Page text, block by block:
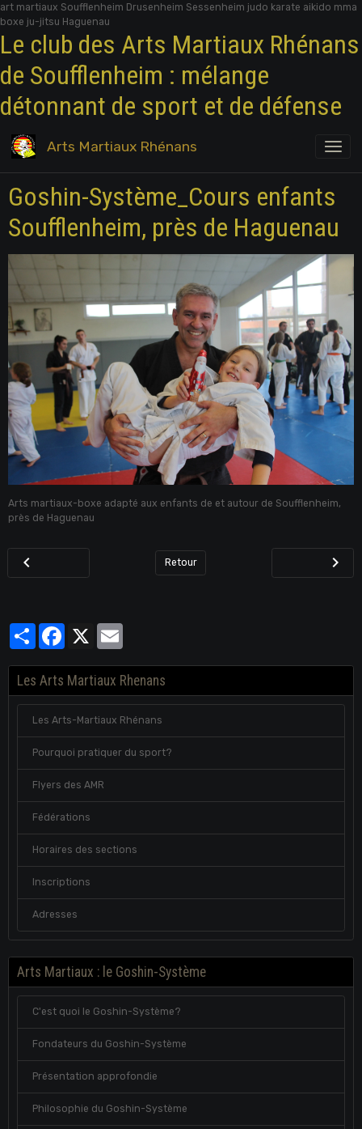
art martiaux Soufflenheim Drusenheim Sessenheim judo karate aikido mma
boxe ju-jitsu Haguenau
Le club des Arts Martiaux Rhénans
de Soufflenheim : mélange
détonnant de sport et de défense
Arts Martiaux Rhénans
Goshin-Système_Cours enfants
Soufflenheim, près de Haguenau
Arts martiaux-boxe adapté aux enfants de et autour de Soufflenheim,
près de Haguenau
Retour
PartagerFacebook
X
Les Arts Martiaux Rhenans
Les Arts-Martiaux Rhénans
Pourquoi pratiquer du sport?
Flyers des AMR
Fédérations
Horaires des sections
Inscriptions
Adresses
Arts Martiaux : le Goshin-Système
C'est quoi le Goshin-Système?
Fondateurs du Goshin-Système
Présentation approfondie
Philosophie du Goshin-Système